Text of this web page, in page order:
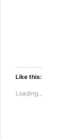
Like this:
Loading...